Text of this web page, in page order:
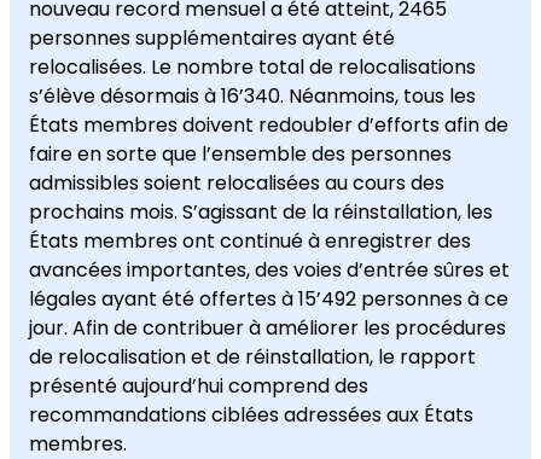
nouveau record mensuel a été atteint, 2465
personnes supplémentaires ayant été
relocalisées. Le nombre total de relocalisations
s’élève désormais à 16’340. Néanmoins, tous les
États membres doivent redoubler d’efforts afin de
faire en sorte que l’ensemble des personnes
admissibles soient relocalisées au cours des
prochains mois. S’agissant de la réinstallation, les
États membres ont continué à enregistrer des
avancées importantes, des voies d’entrée sûres et
légales ayant été offertes à 15’492 personnes à ce
jour. Afin de contribuer à améliorer les procédures
de relocalisation et de réinstallation, le rapport
présenté aujourd’hui comprend des
recommandations ciblées adressées aux États
membres.